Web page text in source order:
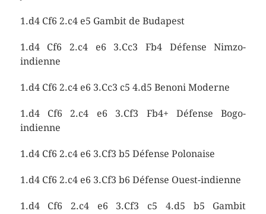
1.d4 Cf6 2.c4 e5 Gambit de Budapest
1.d4 Cf6 2.c4 e6 3.Cc3 Fb4 Défense Nimzo-
indienne
1.d4 Cf6 2.c4 e6 3.Cc3 c5 4.d5 Benoni Moderne
1.d4 Cf6 2.c4 e6 3.Cf3 Fb4+ Défense Bogo-
indienne
1.d4 Cf6 2.c4 e6 3.Cf3 b5 Défense Polonaise
1.d4 Cf6 2.c4 e6 3.Cf3 b6 Défense Ouest-indienne
1.d4 Cf6 2.c4 e6 3.Cf3 c5 4.d5 b5 Gambit